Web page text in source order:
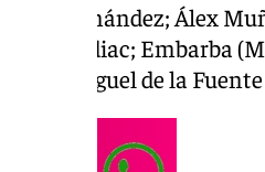
Fernández; Álex
72′), Zodiac; Embarba
Miguel de la